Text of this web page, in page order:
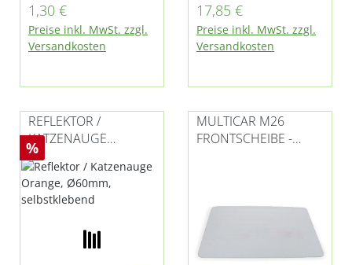
für Multicar M26.4,
M26.5 und M26.7
Regulärer Preis:
1,30 €
Preise inkl. MwSt. zzgl.
Versandkosten
handelt sich um
vorgefertigte
Zuschnitte.
Regulärer Preis:
17,85 €
Preise inkl. MwSt. zzgl.
Versandkosten
Rabatt
%
REFLEKTOR /
KATZENAUGE
ORANGE, Ø60MM,
SELBSTKLEBEND
MULTICAR M26
FRONTSCHEIBE -